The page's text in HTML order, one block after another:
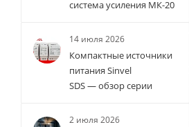
система усиления МК-20
14 июля 2026
Компактные источники
питания Sinvel
SDS — обзор серии
2 июля 2026